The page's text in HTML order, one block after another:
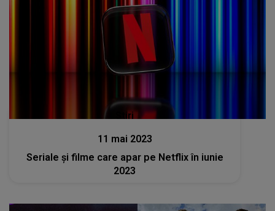
Stiri
11 mai 2023
Seriale și filme care apar pe Netflix în iunie
2023